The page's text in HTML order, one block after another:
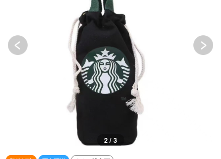
2 / 3